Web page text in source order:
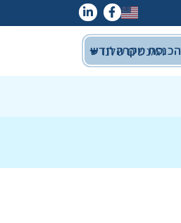
האנשים שלנו
הכנסת מקרה חדש